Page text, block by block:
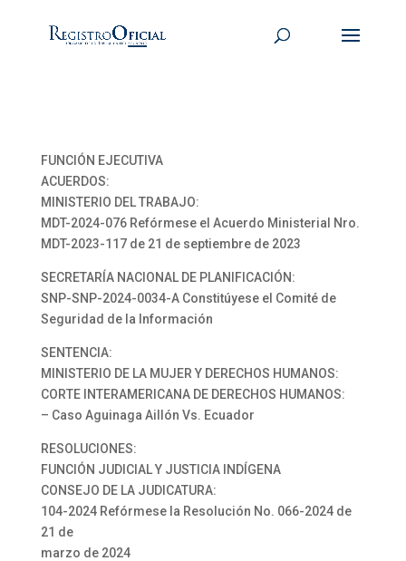
FUNCIÓN EJECUTIVA
ACUERDOS:
MINISTERIO DEL TRABAJO:
MDT-2024-076 Refórmese el Acuerdo Ministerial Nro.
MDT-2023-117 de 21 de septiembre de 2023
SECRETARÍA NACIONAL DE PLANIFICACIÓN:
SNP-SNP-2024-0034-A Constitúyese el Comité de
Seguridad de la Información
SENTENCIA:
MINISTERIO DE LA MUJER Y DERECHOS HUMANOS:
CORTE INTERAMERICANA DE DERECHOS HUMANOS:
– Caso Aguinaga Aillón Vs. Ecuador
RESOLUCIONES:
FUNCIÓN JUDICIAL Y JUSTICIA INDÍGENA
CONSEJO DE LA JUDICATURA:
104-2024 Refórmese la Resolución No. 066-2024 de
21 de
marzo de 2024